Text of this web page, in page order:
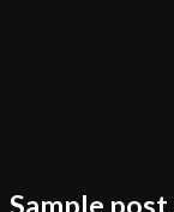
Sample